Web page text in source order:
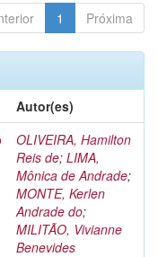
1 Próxima
Autor(es)
OLIVEIRA, Hamilton
Reis de; LIMA,
Mônica de Andrade;
MONTE, Kerlen
Andrade do;
MILITÃO, Vivianne
Benevides